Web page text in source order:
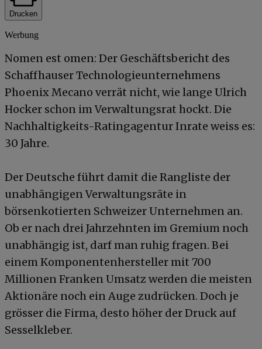
Drucken
Werbung
Nomen est omen: Der Geschäftsbericht des
Schaffhauser Technologieunternehmens
Phoenix Mecano verrät nicht, wie lange Ulrich
Hocker schon im Verwaltungsrat hockt. Die
Nachhaltigkeits-Ratingagentur Inrate weiss es:
30 Jahre.
Der Deutsche führt damit die Rangliste der
unabhängigen Verwaltungsräte in
börsenkotierten Schweizer Unternehmen an.
Ob er nach drei Jahrzehnten im Gremium noch
unabhängig ist, darf man ruhig fragen. Bei
einem Komponentenhersteller mit 700
Millionen Franken Umsatz werden die meisten
Aktionäre noch ein Auge zudrücken. Doch je
grösser die Firma, desto höher der Druck auf
Sesselkleber.